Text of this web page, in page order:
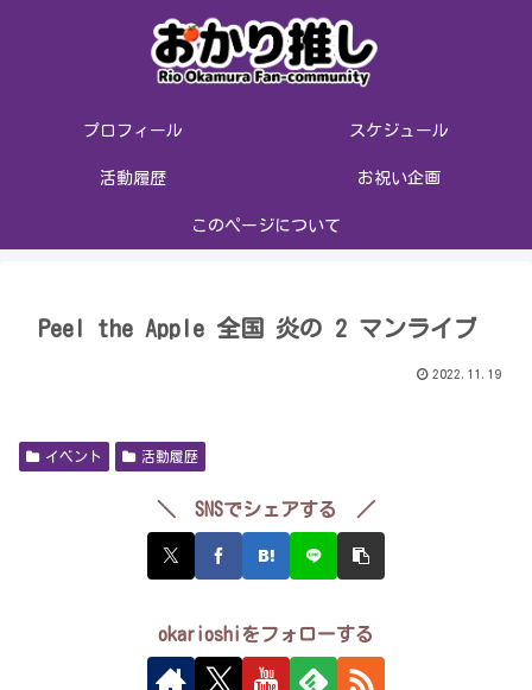
プロフィール スケジュール
活動履歴 お祝い企画
このページについて
Peel the Apple 全国 炎の 2 マンライブ
2022.11.19
イベント 活動履歴
＼ SNSでシェアする ／
okarioshiをフォローする